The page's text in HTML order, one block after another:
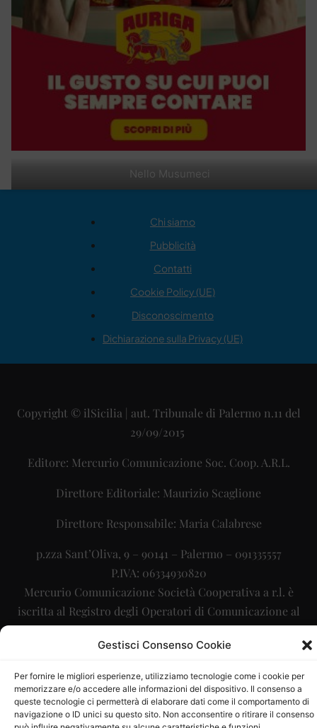
Gestisci Consenso Cookie
Per fornire le migliori esperienze, utilizziamo tecnologie come i cookie per
memorizzare e/o accedere alle informazioni del dispositivo. Il consenso a
queste tecnologie ci permetterà di elaborare dati come il comportamento di
navigazione o ID unici su questo sito. Non acconsentire o ritirare il consenso
Nello Musumeci
Chi siamo
Pubblicità
Contatti
Cookie Policy (UE)
Disconoscimento
Dichiarazione sulla Privacy (UE)
Copyright © ilSicilia | aut. Tribunale di Palermo n.11 del
29/09/2015
Editore: Mercurio Comunicazione Soc. Coop. A.R.L.
Direttore Editoriale: Maurizio Scaglione
Direttore Responsabile: Maria Calabrese
p.zza Sant’Oliva, 9 – 90141 – Palermo – 091335557
P.IVA: 06334930820
Mercurio Comunicazione Società Cooperativa a r.l. è
iscritta al Registro degli Operatori di Comunicazione al
numero 26988